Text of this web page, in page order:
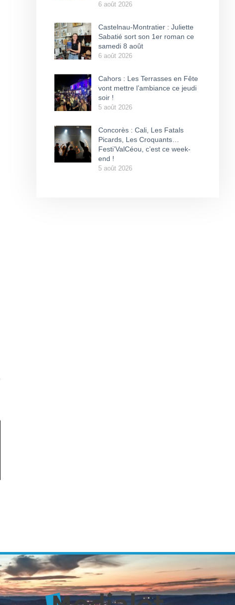
6 août 2026
Castelnau-Montratier : Juliette
Sabatié sort son 1er roman ce
samedi 8 août
6 août 2026
Cahors : Les Terrasses en Fête
vont mettre l’ambiance ce jeudi
soir !
5 août 2026
Concorès : Cali, Les Fatals
Picards, Les Croquants…
Festi’ValCéou, c’est ce week-
end !
5 août 2026